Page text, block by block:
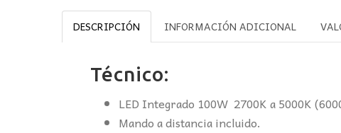
DESCRIPCIÓN INFORMACIÓN ADICIONAL
Técnico:
LED Integrado 100W 2700K a 5000K
Mando a distancia incluido.